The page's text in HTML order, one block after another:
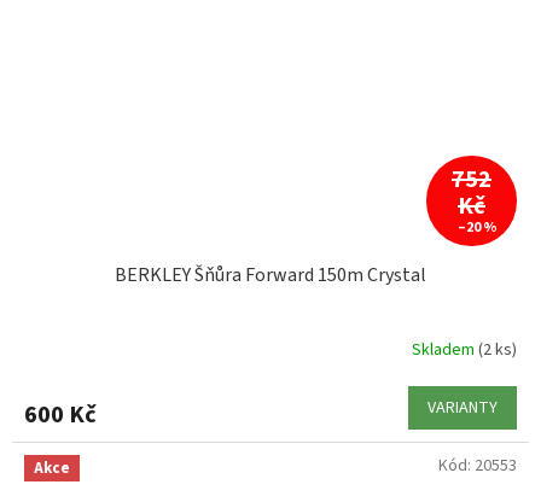
752
Kč
–20 %
BERKLEY Šňůra Forward 150m Crystal
Skladem (2 ks)
600 Kč VARIANTY
Akce Kód: 20553